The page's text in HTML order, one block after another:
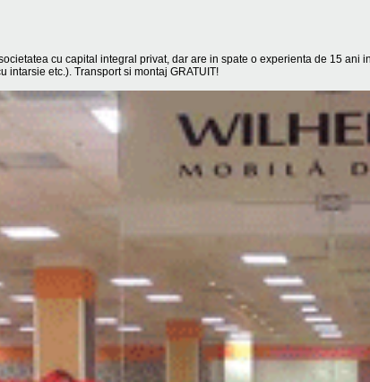
cu capital integral privat, dar are in spate o experienta de 15
intarsie etc.). Transport si montaj GRATUIT!